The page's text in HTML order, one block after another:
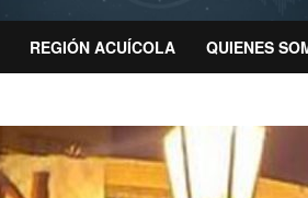
REGIÓN ACUÍCOLA QUIENES